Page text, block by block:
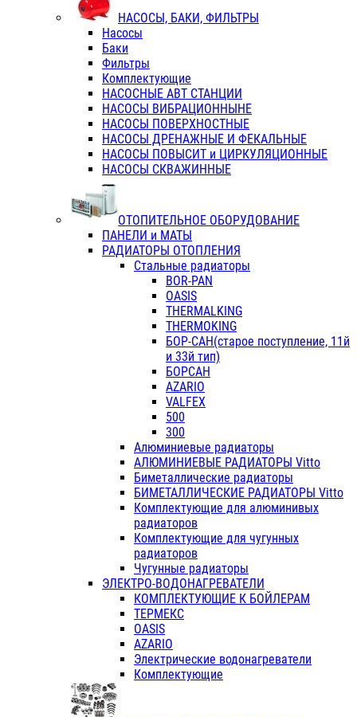
НАСОСЫ, БАКИ, ФИЛЬТРЫ
Насосы
Баки
Фильтры
Комплектующие
НАСОСНЫЕ АВТ СТАНЦИИ
НАСОСЫ ВИБРАЦИОННЫНЕ
НАСОСЫ ПОВЕРХНОСТНЫЕ
НАСОСЫ ДРЕНАЖНЫЕ И ФЕКАЛЬНЫЕ
НАСОСЫ ПОВЫСИТ и ЦИРКУЛЯЦИОННЫЕ
НАСОСЫ СКВАЖИННЫЕ
ОТОПИТЕЛЬНОЕ ОБОРУДОВАНИЕ
ПАНЕЛИ и МАТЫ
РАДИАТОРЫ ОТОПЛЕНИЯ
Стальные радиаторы
BOR-PAN
OASIS
THERMALKING
THERMOKING
БОР-САН(старое поступление, 11й
и 33й тип)
БОРСАН
AZARIO
VALFEX
500
300
Алюминиевые радиаторы
АЛЮМИНИЕВЫЕ РАДИАТОРЫ Vitto
Биметаллические радиаторы
БИМЕТАЛЛИЧЕСКИЕ РАДИАТОРЫ Vitto
Комплектующие для алюминивых
радиаторов
Комплектующие для чугунных
радиаторов
Чугунные радиаторы
ЭЛЕКТРО-ВОДОНАГРЕВАТЕЛИ
КОМПЛЕКТУЮЩИЕ К БОЙЛЕРАМ
ТЕРМЕКС
OASIS
AZARIO
Электрические водонагреватели
Комплектующие